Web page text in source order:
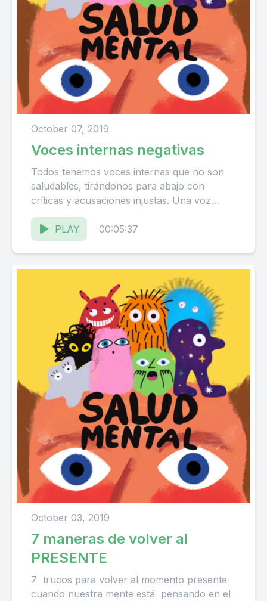
October 07, 2019
Voces internas negativas
Todos tenemos voces internas que no son
saludables, tirándonos para abajo con
críticas y acusaciones injustas. Una voz
interna, en algún momento fue una...
PLAY
00:05:37
October 03, 2019
7 maneras de volver al
PRESENTE
7 trucos para volver al momento presente
cuando nuestra mente está pensando en el